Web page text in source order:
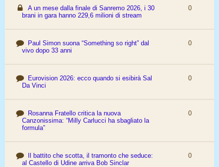
A un mese dalla finale di Sanremo 2026, i 30
brani in gara hanno 229,6 milioni di stream
0
Paul Simon suona “Something so right” dal
vivo dopo 33 anni
0
Eurovision 2026: ecco quando si esibirà Sal
Da Vinci
0
Rosanna Fratello critica la nuova
Canzonissima: “Milly Carlucci ha sbagliato la
formula”
0
Il battito che scotta, il tramonto che seduce:
al Castello di Udine arriva Bob Sinclar
0